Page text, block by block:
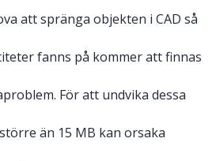
att spränga objekten i CAD så
fanns på kommer att finnas
För att undvika dessa
än 15 MB kan orsaka